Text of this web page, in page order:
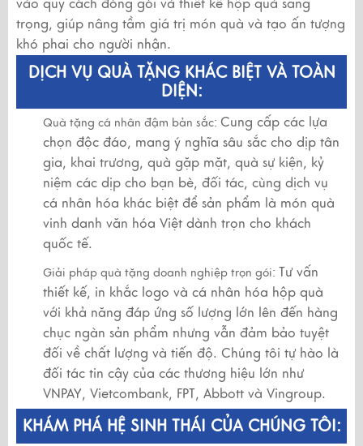
vào quy cách đóng gói và thiết kế hộp quà sang
trọng, giúp nâng tầm giá trị món quà và tạo ấn tượng
khó phai cho người nhận.
DỊCH VỤ QUÀ TẶNG KHÁC BIỆT VÀ TOÀN
DIỆN:
Quà tặng cá nhân đậm bản sắc: Cung cấp các lựa
chọn độc đáo, mang ý nghĩa sâu sắc cho dịp tân
gia, khai trương, quà gặp mặt, quà sự kiện, kỷ
niệm các dịp cho bạn bè, đối tác, cùng dịch vụ
cá nhân hóa khác biệt để sản phẩm là món quà
vinh danh văn hóa Việt dành trọn cho khách
quốc tế.
Giải pháp quà tặng doanh nghiệp trọn gói: Tư vấn
thiết kế, in khắc logo và cá nhân hóa hộp quà
với khả năng đáp ứng số lượng lớn lên đến hàng
chục ngàn sản phẩm nhưng vẫn đảm bảo tuyệt
đối về chất lượng và tiến độ. Chúng tôi tự hào là
đối tác tin cậy của các thương hiệu lớn như
VNPAY, Vietcombank, FPT, Abbott và Vingroup.
KHÁM PHÁ HỆ SINH THÁI CỦA CHÚNG TÔI: